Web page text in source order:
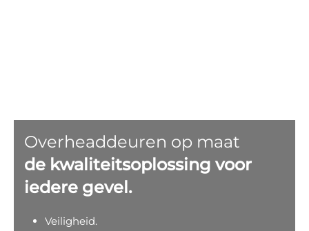
Overheaddeuren op maat
de kwaliteitsoplossing voor
iedere gevel.
Veiligheid.